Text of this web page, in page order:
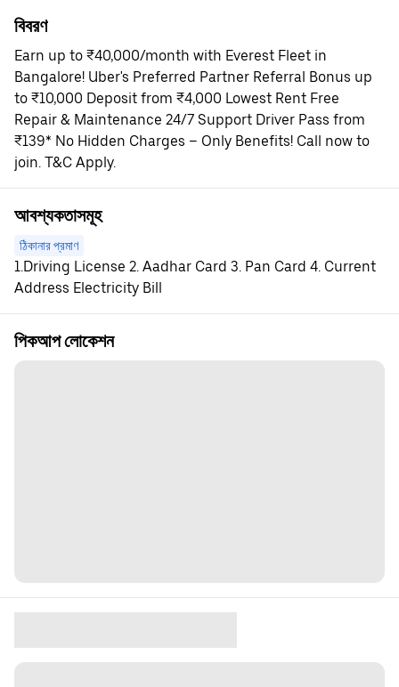
বিবরণ
Earn up to ₹40,000/month with Everest Fleet in
Bangalore! Uber's Preferred Partner Referral Bonus up
to ₹10,000 Deposit from ₹4,000 Lowest Rent Free
Repair & Maintenance 24/7 Support Driver Pass from
₹139* No Hidden Charges – Only Benefits! Call now to
join. T&C Apply.
আবশ্যকতাসমূহ
ঠিকানার প্রমাণ
1.Driving License 2. Aadhar Card 3. Pan Card 4. Current
Address Electricity Bill
পিকআপ লোকেশন